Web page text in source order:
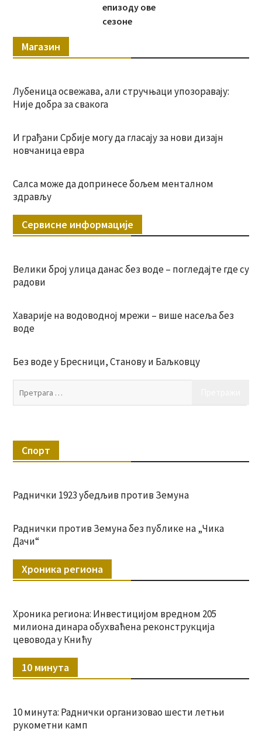
епизоду ове
сезоне
Магазин
Лубеница освежава, али стручњаци упозоравају:
Није добра за свакога
И грађани Србије могу да гласају за нови дизајн
новчаница евра
Салса може да допринесе бољем менталном
здрављу
Сервисне информације
Велики број улица данас без воде – погледајте где су
радови
Хаварије на водоводној мрежи – више насеља без
воде
Без воде у Бресници, Станову и Баљковцу
Спорт
Раднички 1923 убедљив против Земуна
Раднички против Земуна без публике на „Чика
Дачи“
Хроника региона
Хроника региона: Инвестицијом вредном 205
милиона динара обухваћена реконструкција
цевовода у Книћу
10 минута
10 минута: Раднички организовао шести летњи
рукометни камп